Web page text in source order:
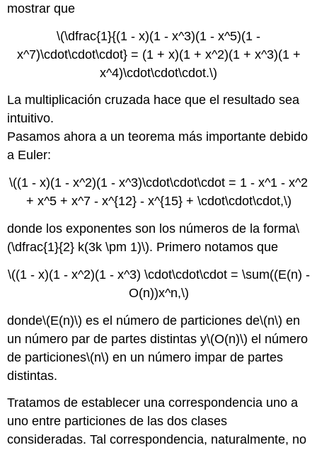
mostrar que
\(\dfrac{1}{(1 - x)(1 - x^3)(1 - x^5)(1 -
x^7)\cdot\cdot\cdot} = (1 + x)(1 + x^2)(1 + x^3)(1 +
x^4)\cdot\cdot\cdot.\)
La multiplicación cruzada hace que el resultado sea
intuitivo.
Pasamos ahora a un teorema más importante debido
a Euler:
\((1 - x)(1 - x^2)(1 - x^3)\cdot\cdot\cdot = 1 - x^1 - x^2
+ x^5 + x^7 - x^{12} - x^{15} + \cdot\cdot\cdot,\)
donde los exponentes son los números de la forma\
(\dfrac{1}{2} k(3k \pm 1)\). Primero notamos que
\((1 - x)(1 - x^2)(1 - x^3) \cdot\cdot\cdot = \sum((E(n) -
O(n))x^n,\)
donde\(E(n)\) es el número de particiones de\(n\) en
un número par de partes distintas y\(O(n)\) el número
de particiones\(n\) en un número impar de partes
distintas.
Tratamos de establecer una correspondencia uno a
uno entre particiones de las dos clases
consideradas. Tal correspondencia, naturalmente, no